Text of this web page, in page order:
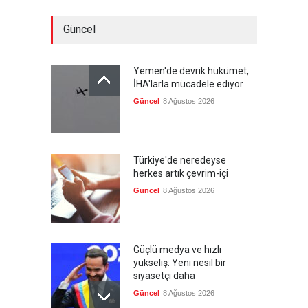
Güncel
Yemen'de devrik hükümet,
İHA'larla mücadele ediyor
Güncel 8 Ağustos 2026
Türkiye'de neredeyse
herkes artık çevrim-içi
Güncel 8 Ağustos 2026
Güçlü medya ve hızlı
yükseliş: Yeni nesil bir
siyasetçi daha
Güncel 8 Ağustos 2026